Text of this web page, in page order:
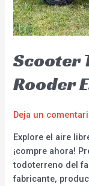
Scooter
Rooder
Deja un
Explore el aire
¡compre ahora!
todoterreno del
fabricante,